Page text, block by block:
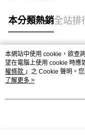
本分類熱銷全站排
熱門標籤
本網站中使用 cookie，欲查
望在電腦上使用 cookie 時應
權條款 」之 Cookie 聲明。
用條款之 Cookie 聲明使用
了解更多 >